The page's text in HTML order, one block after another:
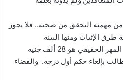
مهمته التحقق من صحته.. فلا يجوز
الإثبات ومنها البينة
والقرائن.. واشهد شاهدين بأن المهر الحقيقي هو 28 ألف جنيه
بإلغاء حكم أول درجة.. والقضاء